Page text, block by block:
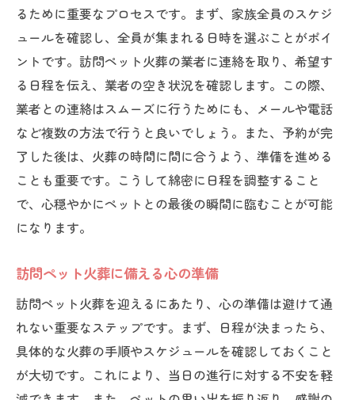
るために重要なプロセスです。まず、家族全員のスケジ
ュールを確認し、全員が集まれる日時を選ぶことがポイ
ントです。訪問ペット火葬の業者に連絡を取り、希望す
る日程を伝え、業者の空き状況を確認します。この際、
業者との連絡はスムーズに行うためにも、メールや電話
など複数の方法で行うと良いでしょう。また、予約が完
了した後は、火葬の時間に間に合うよう、準備を進める
ことも重要です。こうして綿密に日程を調整すること
で、心穏やかにペットとの最後の瞬間に臨むことが可能
になります。
訪問ペット火葬に備える心の準備
訪問ペット火葬を迎えるにあたり、心の準備は避けて通
れない重要なステップです。まず、日程が決まったら、
具体的な火葬の手順やスケジュールを確認しておくこと
が大切です。これにより、当日の進行に対する不安を軽